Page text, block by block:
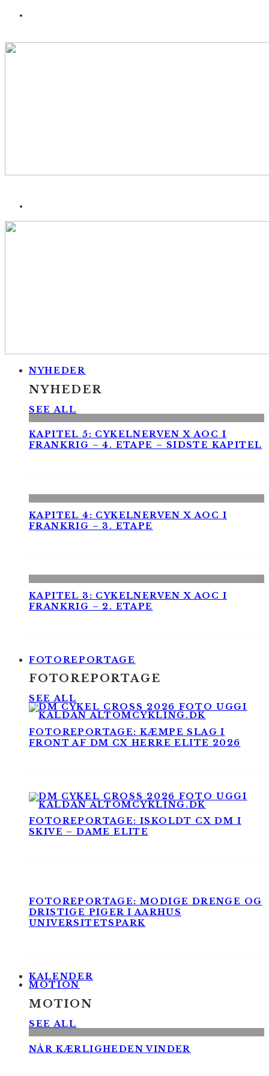
NYHEDER
NYHEDER
SEE ALL
KAPITEL 5: CYKELNERVEN X AOC I
FRANKRIG – 4. ETAPE – SIDSTE KAPITEL
KAPITEL 4: CYKELNERVEN X AOC I
FRANKRIG – 3. ETAPE
KAPITEL 3: CYKELNERVEN X AOC I
FRANKRIG – 2. ETAPE
FOTOREPORTAGE
FOTOREPORTAGE
SEE ALL
FOTOREPORTAGE: KÆMPE SLAG I
FRONT AF DM CX HERRE ELITE 2026
FOTOREPORTAGE: ISKOLDT CX DM I
SKIVE – DAME ELITE
FOTOREPORTAGE: MODIGE DRENGE OG
DRISTIGE PIGER I AARHUS
UNIVERSITETSPARK
KALENDER
MOTION
MOTION
SEE ALL
NÅR KÆRLIGHEDEN VINDER